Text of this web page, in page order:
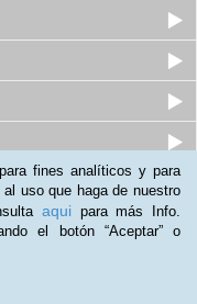
Curso virtual (Online) de
de Productos
Químicos y...
fines analíticos y para
uso que haga de nuestro
aqui para más Info.
el botón “Aceptar” o